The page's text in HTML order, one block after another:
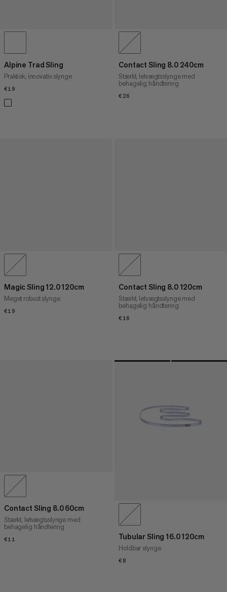
Alpine Trad Sling
Praktisk, innovativ slynge
€19
Contact Sling 8.0 240cm
Stærkt, letvægtsslynge med
behagelig håndtering
€26
Magic Sling 12.0 120cm
Meget robust slynge
€19
Contact Sling 8.0 120cm
Stærkt, letvægtsslynge med
behagelig håndtering
€16
Contact Sling 8.0 60cm
Stærkt, letvægtsslynge med
behagelig håndtering
€11 Tubular Sling 16.0 120cm
Holdbar slynge
€8